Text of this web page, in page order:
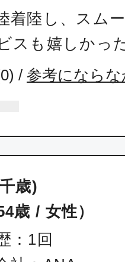
着陸し、スム
スも嬉しかっ
0) / 参考になら
歳)
歳 / 女性）
：1回